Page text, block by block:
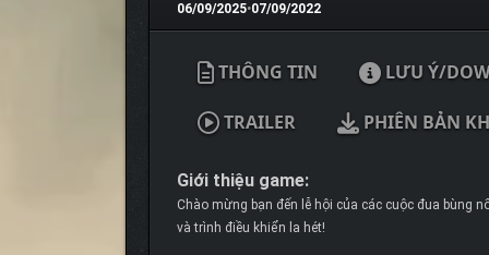
06/09/2025•07/09/2022
THÔNG TIN LƯU Ý/
TRAILER PHIÊN BẢN
Giới thiệu game:
Chào mừng bạn đến lễ hội của các cuộc đua bùng
và trình điều khiển la hét!